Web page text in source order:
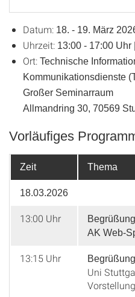
Datum: 18. - 19. März
Uhrzeit: 13:00 - 17:00 Uhr
Ort: Technische
Kommunikationsdienste
Großer Seminarraum
Allmandring 30, 70569
Vorläufiges
Zeit Thema
18.03.2026
13:00 Uhr
Begrüßung
AK Web-
13:15 Uhr
Uni